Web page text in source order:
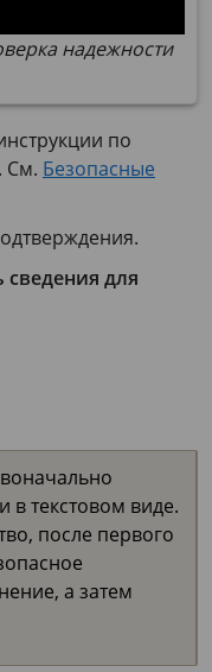
надежности
по
См. Безопасные
сведения для
в текстовом виде.
после первого
а затем